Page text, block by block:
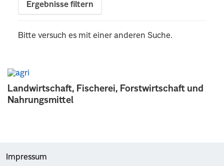
Landwirtschaft, Fischerei, Forstwirtschaft und
Nahrungsmittel
Ergebnisse filtern
Bitte versuch es mit einer anderen Suche.
Impressum